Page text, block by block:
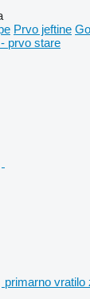
Prvo jeftine
prvo stare
primarno vratilo